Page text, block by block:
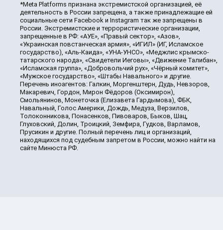
*Meta Platforms признана экстремистской организацией, её
деятельность в России запрещена, а также принадлежащие ей
социальные сети Facebook и Instagram так же запрещены в
России. Экстремистские и террористические организации,
запрещенные в РФ: «АУЕ», «Правый сектор», «Азов»,
«Украинская повстанческая армия», «ИГИЛ» (ИГ, Исламское
государство), «Аль-Каида», «УНА-УНСО», «Меджлис крымско-
татарского народа», «Свидетели Иеговы», «Движение Талибан»,
«Исламская группа», «Добровольчий рух», «Чёрный комитет»,
«Мужское государство», «Штабы Навального» и другие.
Перечень иноагентов: Галкин, Моргенштерн, Дудь, Невзоров,
Макаревич, Гордон, Мирон Фёдоров (Оксимирон),
Смольянинов, Монеточка (Елизавета Гардымова), ФБК,
Навальный, Голос Америки, Дождь, Медуза, Верзилов,
Толоконникова, Понасенков, Пивоваров, Быков, Шац,
Глуховский, Долин, Троицкий, Земфира, Гудков, Варламов,
Прусикин и другие. Полный перечень лиц и организаций,
находящихся под судебным запретом в России, можно найти на
сайте Минюста РФ.